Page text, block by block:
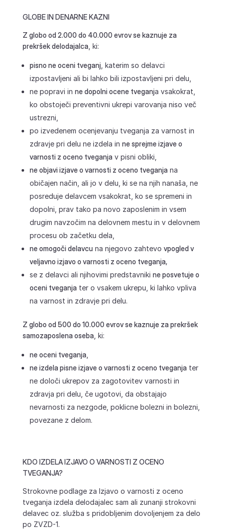
GLOBE IN DENARNE KAZNI
Z globo od 2.000 do 40.000 evrov se kaznuje za
prekršek delodajalca, ki:
pisno ne oceni tveganj, katerim so delavci
izpostavljeni ali bi lahko bili izpostavljeni pri delu,
ne popravi in ne dopolni ocene tveganja vsakokrat,
ko obstoječi preventivni ukrepi varovanja niso več
ustrezni,
po izvedenem ocenjevanju tveganja za varnost in
zdravje pri delu ne izdela in ne sprejme izjave o
varnosti z oceno tveganjav pisni obliki,
ne objavi izjave o varnosti z oceno tveganjana
običajen način, ali jo v delu, ki se na njih nanaša, ne
posreduje delavcem vsakokrat, ko se spremeni in
dopolni, prav tako pa novo zaposlenim in vsem
drugim navzočim na delovnem mestu in v delovnem
procesu ob začetku dela,
ne omogoči delavcuna njegovo zahtevo vpogled v
veljavno izjavo o varnosti z oceno tveganja,
se z delavci ali njihovimi predstavniki ne posvetuje o
oceni tveganjater o vsakem ukrepu, ki lahko vpliva
na varnost in zdravje pri delu.
Z globo od 500 do 10.000 evrov se kaznuje za prekršek
samozaposlena oseba, ki:
ne oceni tveganja,
ne izdela pisne izjave o varnosti z oceno tveganjater
ne določi ukrepov za zagotovitev varnosti in
zdravja pri delu, če ugotovi, da obstajajo
nevarnosti za nezgode, poklicne bolezni in bolezni,
povezane z delom.
KDO IZDELA IZJAVO O VARNOSTI Z OCENO
TVEGANJA?
Strokovne podlage za Izjavo o varnosti z oceno
tveganja izdela delodajalec sam ali zunanji strokovni
delavec oz. služba s pridobljenim dovoljenjem za delo
po ZVZD-1.